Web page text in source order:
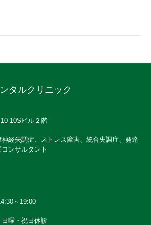
タルクリニック
10Sビル２階
経失調症、ストレス障害、統合失調症、発達
ンサルタント
～19:00
曜・祝日休診